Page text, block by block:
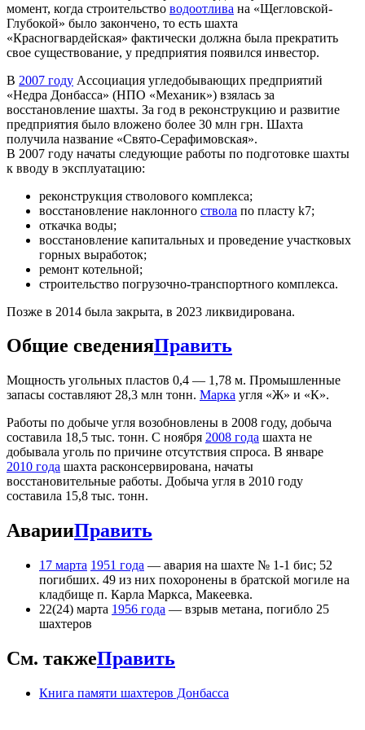
момент, когда строительство водоотлива на «Щегловской-
Глубокой» было закончено, то есть шахта
«Красногвардейская» фактически должна была прекратить
свое существование, у предприятия появился инвестор.
В 2007 году Ассоциация угледобывающих предприятий
«Недра Донбасса» (НПО «Механик») взялась за
восстановление шахты. За год в реконструкцию и развитие
предприятия было вложено более 30 млн грн. Шахта
получила название «Свято-Серафимовская».
В 2007 году начаты следующие работы по подготовке шахты
к вводу в эксплуатацию:
реконструкция стволового комплекса;
восстановление наклонного ствола по пласту k7;
откачка воды;
восстановление капитальных и проведение участковых
горных выработок;
ремонт котельной;
строительство погрузочно-транспортного комплекса.
Позже в 2014 была закрыта, в 2023 ликвидирована.
Общие сведенияПравить
Мощность угольных пластов 0,4 — 1,78 м. Промышленные
запасы составляют 28,3 млн тонн. Марка угля «Ж» и «К».
Работы по добыче угля возобновлены в 2008 году, добыча
составила 18,5 тыс. тонн. С ноября 2008 года шахта не
добывала уголь по причине отсутствия спроса. В январе
2010 года шахта расконсервирована, начаты
восстановительные работы. Добыча угля в 2010 году
составила 15,8 тыс. тонн.
АварииПравить
17 марта 1951 года — авария на шахте № 1-1 бис; 52
погибших. 49 из них похоронены в братской могиле на
кладбище п. Карла Маркса, Макеевка.
22(24) марта 1956 года — взрыв метана, погибло 25
шахтеров
См. такжеПравить
Книга памяти шахтеров Донбасса